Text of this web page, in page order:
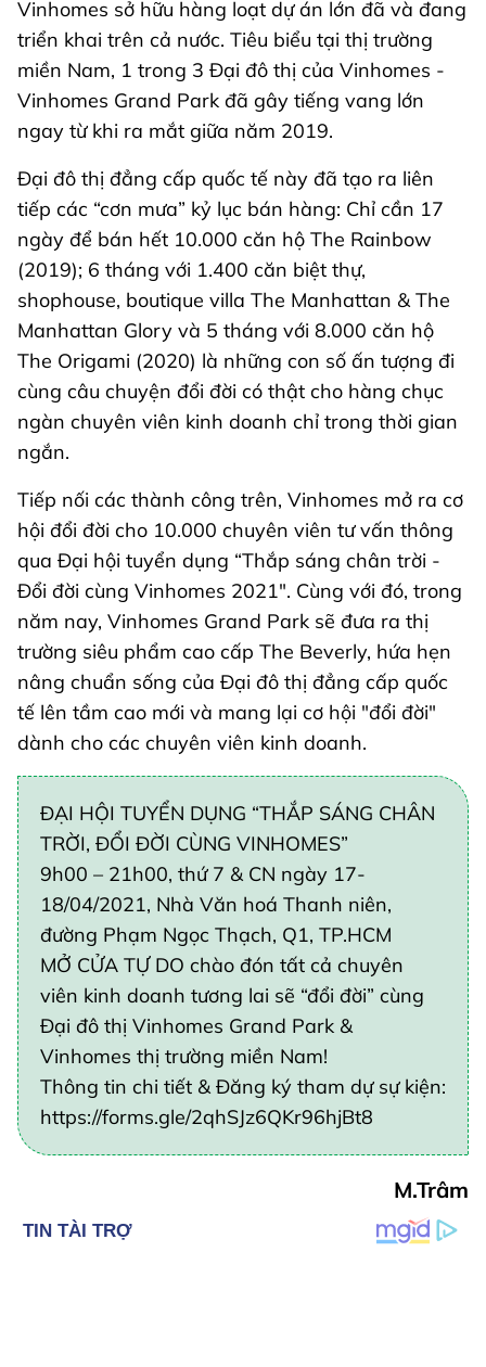
Vinhomes sở hữu hàng loạt dự án lớn đã và đang
triển khai trên cả nước. Tiêu biểu tại thị trường
miền Nam, 1 trong 3 Đại đô thị của Vinhomes -
Vinhomes Grand Park đã gây tiếng vang lớn
ngay từ khi ra mắt giữa năm 2019.
Đại đô thị đẳng cấp quốc tế này đã tạo ra liên
tiếp các “cơn mưa” kỷ lục bán hàng: Chỉ cần 17
ngày để bán hết 10.000 căn hộ The Rainbow
(2019); 6 tháng với 1.400 căn biệt thự,
shophouse, boutique villa The Manhattan & The
Manhattan Glory và 5 tháng với 8.000 căn hộ
The Origami (2020) là những con số ấn tượng đi
cùng câu chuyện đổi đời có thật cho hàng chục
ngàn chuyên viên kinh doanh chỉ trong thời gian
ngắn.
Tiếp nối các thành công trên, Vinhomes mở ra cơ
hội đổi đời cho 10.000 chuyên viên tư vấn thông
qua Đại hội tuyển dụng “Thắp sáng chân trời -
Đổi đời cùng Vinhomes 2021". Cùng với đó, trong
năm nay, Vinhomes Grand Park sẽ đưa ra thị
trường siêu phẩm cao cấp The Beverly, hứa hẹn
nâng chuẩn sống của Đại đô thị đẳng cấp quốc
tế lên tầm cao mới và mang lại cơ hội "đổi đời"
dành cho các chuyên viên kinh doanh.
ĐẠI HỘI TUYỂN DỤNG “THẮP SÁNG CHÂN
TRỜI, ĐỔI ĐỜI CÙNG VINHOMES”
9h00 – 21h00, thứ 7 & CN ngày 17-
18/04/2021, Nhà Văn hoá Thanh niên,
đường Phạm Ngọc Thạch, Q1, TP.HCM
MỞ CỬA TỰ DO chào đón tất cả chuyên
viên kinh doanh tương lai sẽ “đổi đời” cùng
Đại đô thị Vinhomes Grand Park &
Vinhomes thị trường miền Nam!
Thông tin chi tiết & Đăng ký tham dự sự kiện:
https://forms.gle/2qhSJz6QKr96hjBt8
M.Trâm